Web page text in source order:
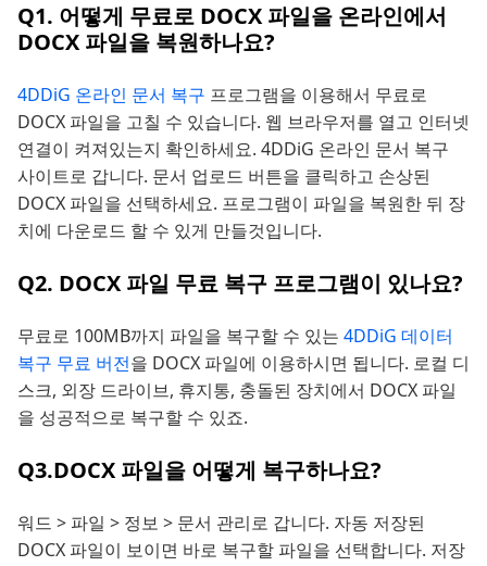
Q1. 어떻게 무료로 DOCX 파일을 온라인에서
DOCX 파일을 복원하나요?
4DDiG 온라인 문서 복구 프로그램을 이용해서 무료로
DOCX 파일을 고칠 수 있습니다. 웹 브라우저를 열고 인터넷
연결이 켜져있는지 확인하세요. 4DDiG 온라인 문서 복구
사이트로 갑니다. 문서 업로드 버튼을 클릭하고 손상된
DOCX 파일을 선택하세요. 프로그램이 파일을 복원한 뒤 장
치에 다운로드 할 수 있게 만들것입니다.
Q2. DOCX 파일 무료 복구 프로그램이 있나요?
무료로 100MB까지 파일을 복구할 수 있는 4DDiG 데이터
복구 무료 버전을 DOCX 파일에 이용하시면 됩니다. 로컬 디
스크, 외장 드라이브, 휴지통, 충돌된 장치에서 DOCX 파일
을 성공적으로 복구할 수 있죠.
Q3.DOCX 파일을 어떻게 복구하나요?
워드 > 파일 > 정보 > 문서 관리로 갑니다. 자동 저장된
DOCX 파일이 보이면 바로 복구할 파일을 선택합니다. 저장